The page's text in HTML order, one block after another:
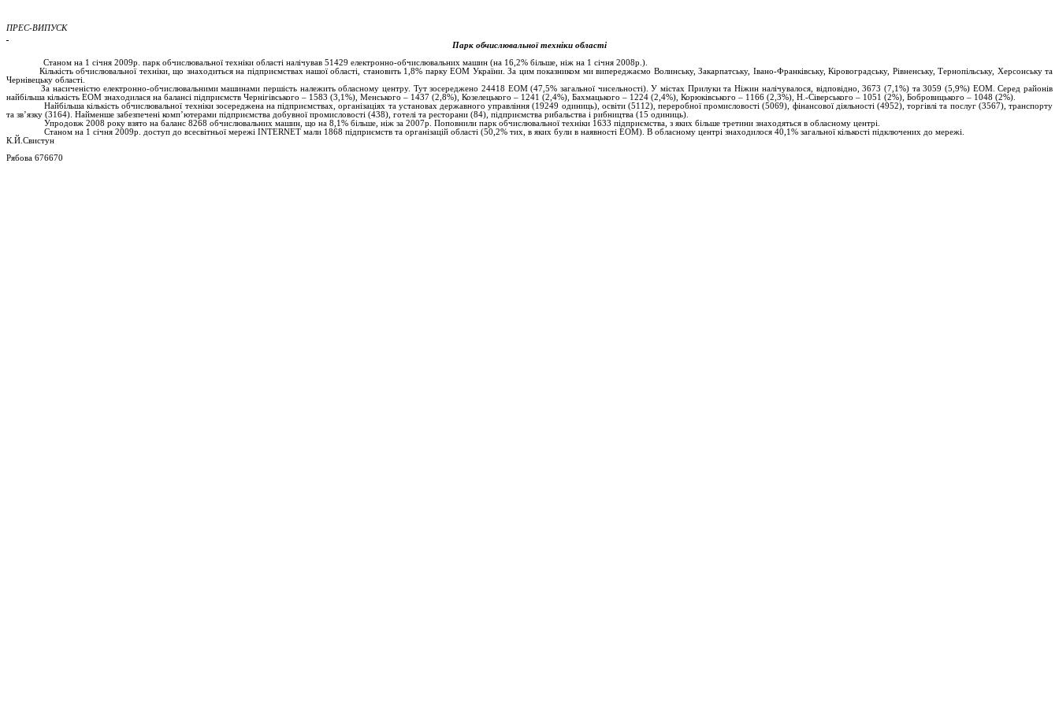
ПРЕС-ВИПУСК
Парк обчислювальної техніки області
Станом на 1 січня 2009р. парк обчислювальної техніки області налічував 51429 електронно-обчислювальних машин (на 16,2% більше, ніж на 1 січня 2008р.).
Кількість обчислювальної техніки, що знаходиться на підприємствах нашої області, становить 1,8% парку ЕОМ України. За цим показником ми випереджаємо Волинську, Закарпатську, Івано-Франківську, Кіровоградську, Рівненську, Тернопільську, Херсонську та
Чернівецьку області.
За насиченістю електронно-обчислювальними машинами першість належить обласному центру. Тут зосереджено 24418 ЕОМ (47,5% загальної чисельності). У містах Прилуки та Ніжин налічувалося, відповідно, 3673 (7,1%) та 3059 (5,9%) ЕОМ. Серед районів
найбільша кількість ЕОМ знаходилася на балансі підприємств Чернігівського – 1583 (3,1%), Менського – 1437 (2,8%), Козелецького – 1241 (2,4%), Бахмацького – 1224 (2,4%), Корюківського – 1166 (2,3%), Н.-Сіверського – 1051 (2%), Бобровицького – 1048 (2%).
Найбільша кількість обчислювальної техніки зосереджена на підприємствах, організаціях та установах державного управління (19249 одиниць), освіти (5112), переробної промисловості (5069), фінансової діяльності (4952), торгівлі та послуг (3567), транспорту
та зв’язку (3164). Найменше забезпечені комп’ютерами підприємства добувної промисловості (438), готелі та ресторани (84), підприємства рибальства і рибництва (15 одиниць).
Упродовж 2008 року взято на баланс 8268 обчислювальних машин, що на 8,1% більше, ніж за 2007р. Поповнили парк обчислювальної техніки 1633 підприємства, з яких більше третини знаходяться в обласному центрі.
Станом на 1 січня 2009р. доступ до всесвітньої мережі INTERNET мали 1868 підприємств та організацій області (50,2% тих, в яких були в наявності ЕОМ). В обласному центрі знаходилося 40,1% загальної кількості підключених до мережі.
К.Й.Свистун
Рябова 676670